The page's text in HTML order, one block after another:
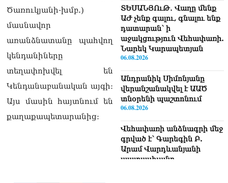
Ծառուկյանի-խմբ.)
մասնավոր
առանձնատանը պահվող
կենդանիները
տեղափոխվել են
Կենդանաբանական այգի։
Այս մասին հայտնում են
քաղաքապետարանից։
ՏԵՍԱՆՅՈւԹ․ Վաղը մենք
ԱԺ չենք գալու, գնալու ենք
դատարան՝ ի
աջակցություն Վեհափառի.
Նարեկ Կարապետյան
06.08.2026
Անդրանիկ Սիմոնյանը
վերանշանակվել է ԱԱԾ
տնօրենի պաշտոնում
06.08.2026
Վեհափառի անձնագրի մեջ
գրված է՝ Գարեգին Բ.
Արամ Վարդևանյանի
պատասխանը